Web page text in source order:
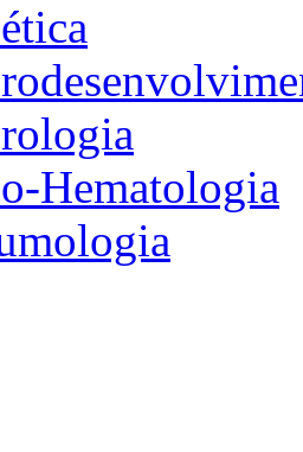
Hematologia